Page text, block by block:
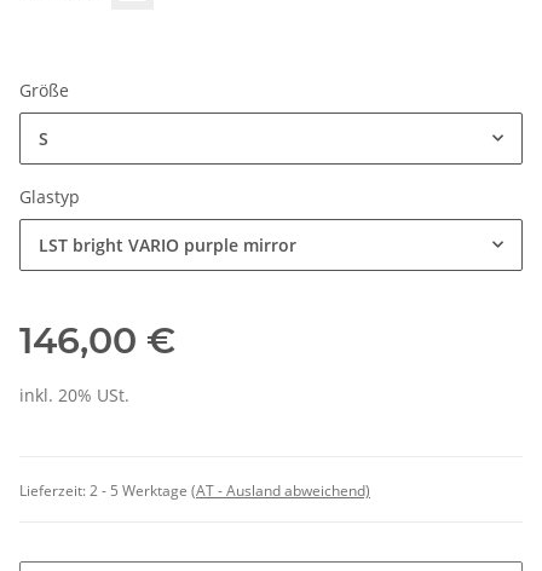
Größe
S
Glastyp
LST bright VARIO purple mirror
146,00 €
inkl. 20% USt.
Lieferzeit:2 - 5 Werktage (AT - Ausland abweichend)